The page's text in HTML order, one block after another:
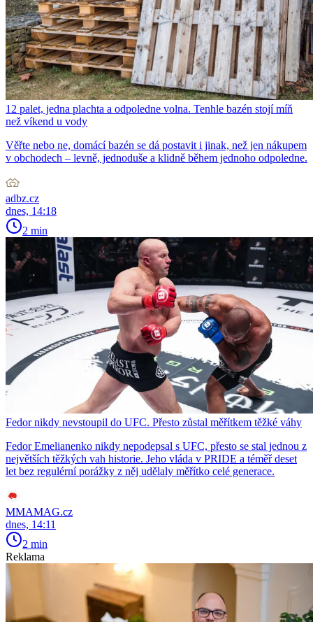
12 palet, jedna plachta a odpoledne volna. Tenhle bazén stojí míň
než víkend u vody
Věřte nebo ne, domácí bazén se dá postavit i jinak, než jen nákupem
v obchodech – levně, jednoduše a klidně během jednoho odpoledne.
adbz.cz
dnes, 14:18
2 min
Fedor nikdy nevstoupil do UFC. Přesto zůstal měřítkem těžké váhy
Fedor Emelianenko nikdy nepodepsal s UFC, přesto se stal jednou z
největších těžkých vah historie. Jeho vláda v PRIDE a téměř deset
let bez regulérní porážky z něj udělaly měřítko celé generace.
MMAMAG.cz
dnes, 14:11
2 min
Reklama